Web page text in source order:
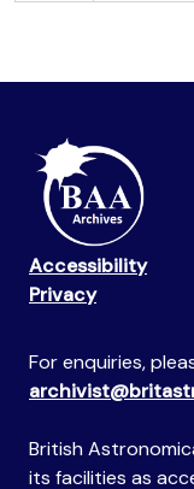
Accessibility
Privacy
For enquiries,
British
its facilities as